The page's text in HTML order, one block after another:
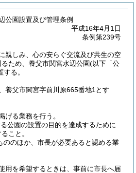
公園設置及び管理条例
平成16年4月1日
条例第239号
親しみ、心の安らぐ交流及び共生の空
ため、養父市関宮水辺公園(以下「公
する。
養父市関宮字前川原665番地1とす
げる業務を行う。
公園の設置の目的を達成するために
こと。
ののほか、市長が必要あると認める業
用を希望するときは、事前に市長へ届